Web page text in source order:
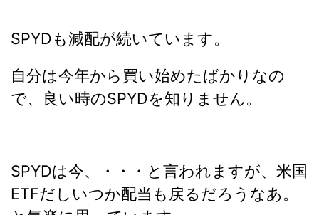
SPYDも減配が続いています。
自分は今年から買い始めたばかりなの
で、良い時のSPYDを知りません。
SPYDは今、・・・と言われますが、米国
ETFだしいつか配当も戻るだろうなあ。